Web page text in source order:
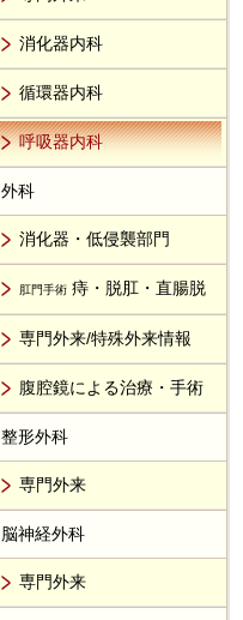
消化器内科
循環器内科
呼吸器内科
外科
消化器・低侵襲部門
肛門手術 痔・脱肛・直腸脱
専門外来/特殊外来情報
腹腔鏡による治療・手術
整形外科
専門外来
脳神経外科
専門外来